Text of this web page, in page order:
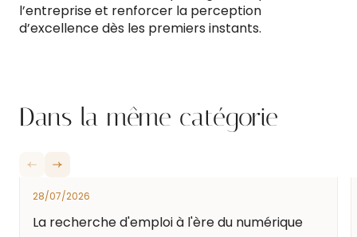
l’entreprise et renforcer la perception
d’excellence dès les premiers instants.
Dans la même catégorie
28/07/2026
La recherche d'emploi à l'ère du numérique